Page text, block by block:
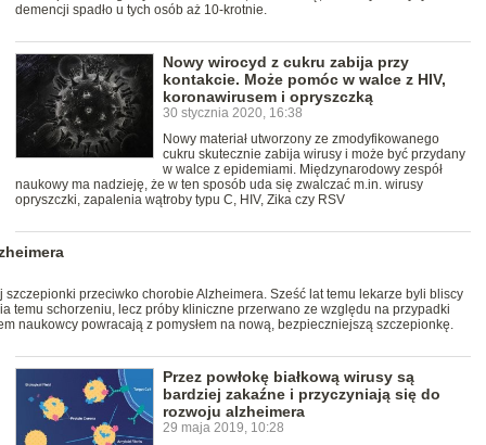
demencji spadło u tych osób aż 10-krotnie.
Nowy wirocyd z cukru zabija przy
kontakcie. Może pomóc w walce z HIV,
koronawirusem i opryszczką
30 stycznia 2020, 16:38
Nowy materiał utworzony ze zmodyfikowanego
cukru skutecznie zabija wirusy i może być przydany
w walce z epidemiami. Międzynarodowy zespół
naukowy ma nadzieję, że w ten sposób uda się zwalczać m.in. wirusy
opryszczki, zapalenia wątroby typu C, HIV, Zika czy RSV
przeciwko chorobie Alzheimera. Sześć lat temu lekarze byli bliscy
temu schorzeniu, lecz próby kliniczne przerwano ze względu na przypadki
naukowcy powracają z pomysłem na nową, bezpieczniejszą szczepionkę.
Przez powłokę białkową wirusy są
bardziej zakaźne i przyczyniają się do
rozwoju alzheimera
29 maja 2019, 10:28